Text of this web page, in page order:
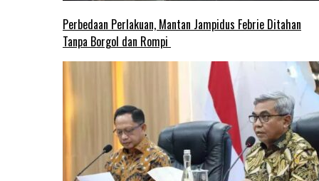
Perbedaan Perlakuan, Mantan Jampidus Febrie Ditahan
Tanpa Borgol dan Rompi